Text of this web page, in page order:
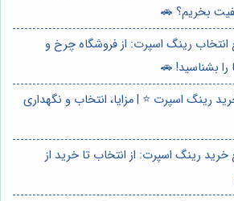
بخریم؟ 🚗
انتخاب رینگ اسپرت: از فروشگاه چرخ و
بشناسید! 🚗
رینگ اسپرت ⭐️ | مزایا، انتخاب و نگهداری
خرید رینگ اسپرت: از انتخاب تا خرید از